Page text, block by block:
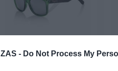
ZAS - Do Not Process My